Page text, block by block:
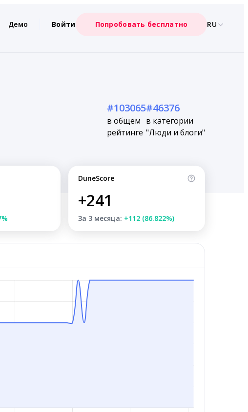
Демо Войти Попробовать бесплатно RU
#103065
в общем
рейтинге
#46376
в категории
"Люди и блоги"
DuneScore
+241
За 3 месяца: +112 (86.822%)